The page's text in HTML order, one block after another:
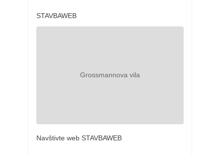
STAVBAWEB
Navštivte web STAVBAWEB